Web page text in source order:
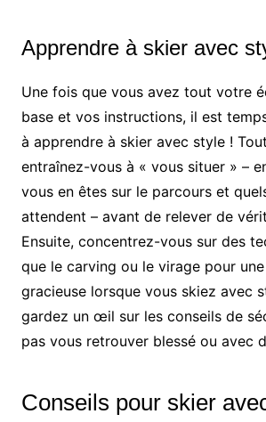
Apprendre à skier avec
Une fois que vous avez tout votre
base et vos instructions, il est
à apprendre à skier avec style !
entraînez-vous à « vous situer » –
vous en êtes sur le parcours et
attendent – avant de relever de
Ensuite, concentrez-vous sur des
que le carving ou le virage pour
gracieuse lorsque vous skiez avec
gardez un œil sur les conseils de
pas vous retrouver blessé ou avec
Conseils pour skier